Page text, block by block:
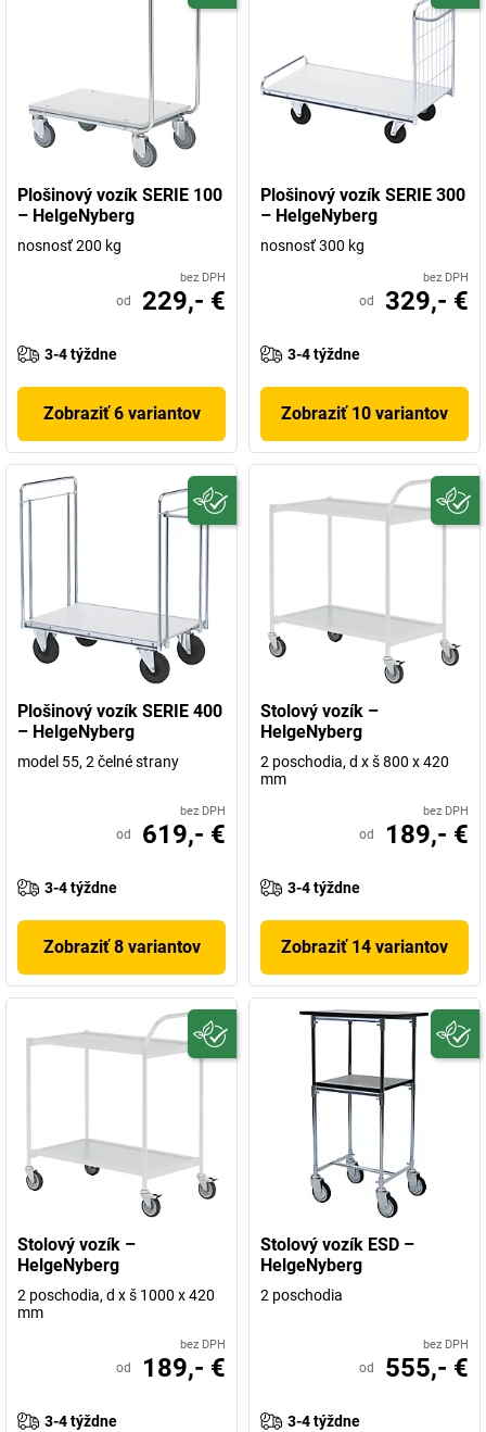
Plošinový vozík SERIE 100
– HelgeNyberg
nosnosť 200 kg
bez DPH
od 229,- €
3-4 týždne
Zobraziť 6 variantov
Plošinový vozík SERIE 300
– HelgeNyberg
nosnosť 300 kg
bez DPH
od 329,- €
3-4 týždne
Zobraziť 10 variantov
Plošinový vozík SERIE 400
– HelgeNyberg
model 55, 2 čelné strany
bez DPH
od 619,- €
3-4 týždne
Zobraziť 8 variantov
Stolový vozík –
HelgeNyberg
2 poschodia, d x š 800 x 420
mm
bez DPH
od 189,- €
3-4 týždne
Zobraziť 14 variantov
Stolový vozík –
HelgeNyberg
2 poschodia, d x š 1000 x 420
mm
bez DPH
od 189,- €
3-4 týždne
Stolový vozík ESD –
HelgeNyberg
2 poschodia
bez DPH
od 555,- €
3-4 týždne